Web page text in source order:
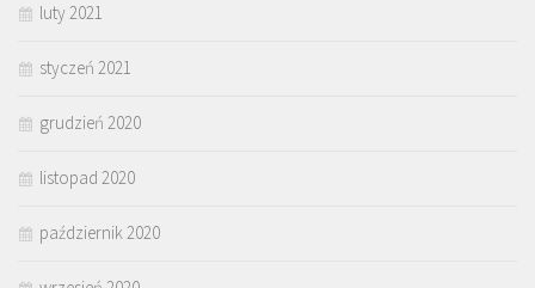
luty 2021
styczeń 2021
grudzień 2020
listopad 2020
październik 2020